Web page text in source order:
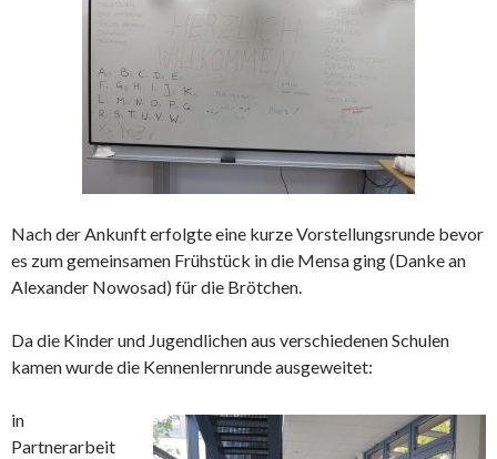
Nach der Ankunft erfolgte eine kurze Vorstellungsrunde bevor
es zum gemeinsamen Frühstück in die Mensa ging (Danke an
Alexander Nowosad) für die Brötchen.
Da die Kinder und Jugendlichen aus verschiedenen Schulen
kamen wurde die Kennenlernrunde ausgeweitet:
in
Partnerarbeit